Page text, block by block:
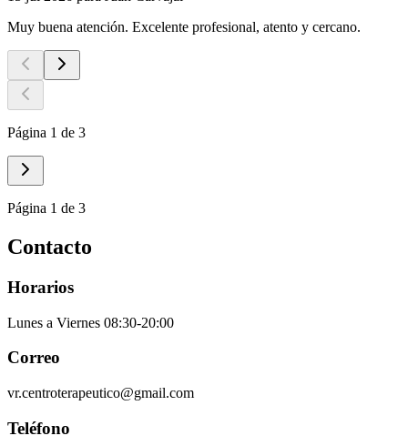
Muy buena atención. Excelente profesional, atento y cercano.
Página 1 de 3
Página 1 de 3
Contacto
Horarios
Lunes a Viernes 08:30-20:00
Correo
vr.centroterapeutico@gmail.com
Teléfono